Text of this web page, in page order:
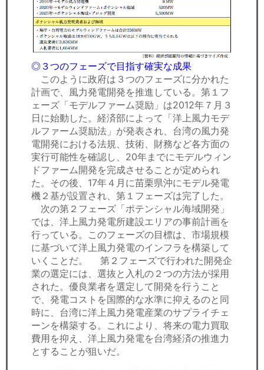
◎３つのフェーズで目指す確実な成果
このように政府は３つのフェーズに分かれた
計画で、風力発電開発を推進している。第１フ
ェーズ「モデルファーム奨励」は2012年７月３
日に始動した。経済部によって「洋上風力モデ
ルファーム奨励法」が発表され、台湾の風力発
電開発における法規、技術、財務など各方面の
実行可能性を確認し、20年までにモデルウィン
ドファーム開発を完成させることが定められ
た。その後、17年４月に苗栗県沖にモデル発電
機２基が設置され、第１フェーズは完了した。
次の第２フェーズ「ポテンシャル海域開発」
では、洋上風力発電所建設エリアの事前計画を
行っている。このフェーズの目標は、市場規模
に基づいて洋上風力発電のインフラを構築して
いくことだ。 第２フェーズで行われた開発企
業の選定には、選抜と入札の２つの方法が採用
された。優良業者を選定して開発を行うこと
で、発電コストを国際的な水準に抑えるのと同
時に、台湾に洋上風力発電産業のサプライチェ
ーンを構築する。これにより、将来の電力買取
費用を抑え、洋上風力発電を台湾経済の推進力
とすることが狙いだ。